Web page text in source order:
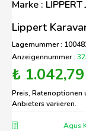
Marke : LİPPERT
Lippert
Lagernummer :
Anzeigennummer :
₺ 1.042,79
Preis, Ratenoptionen
Anbieters variieren.
Agus